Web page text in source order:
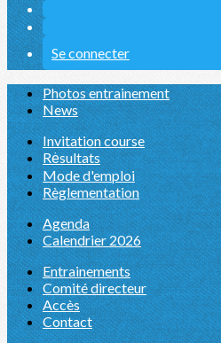
Se connecter
Photos entrainement
News
Invitation course
Rėsultats
Mode d'emploi
Règlementation
Agenda
Calendrier 2026
Entrainements
Comité directeur
Accès
Contact